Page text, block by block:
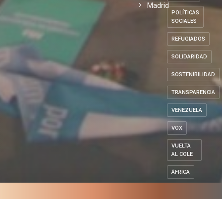
Madrid
POLÍTICAS
SOCIALES
REFUGIADOS
SOLIDARIDAD
SOSTENIBILIDAD
TRANSPARENCIA
VENEZUELA
VOX
VUELTA
AL COLE
ÁFRICA